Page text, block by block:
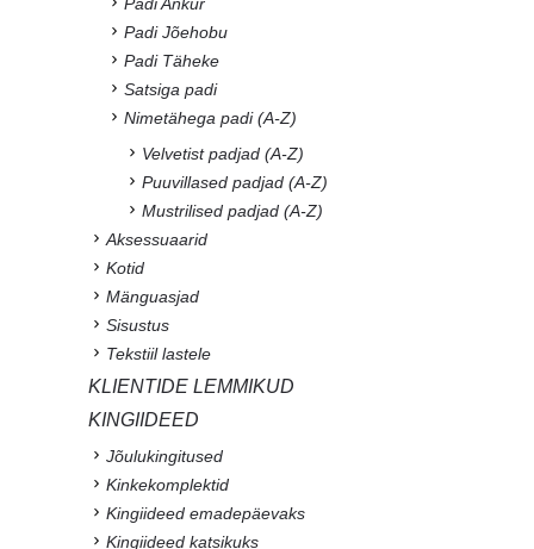
Padi Jõehobu
Padi Täheke
Satsiga padi
Nimetähega padi (A-Z)
Velvetist padjad (A-Z)
Puuvillased padjad (A-Z)
Mustrilised padjad (A-Z)
Aksessuaarid
Kotid
Mänguasjad
Sisustus
Tekstiil lastele
KLIENTIDE LEMMIKUD
KINGIIDEED
Jõulukingitused
Kinkekomplektid
Kingiideed emadepäevaks
Kingiideed katsikuks